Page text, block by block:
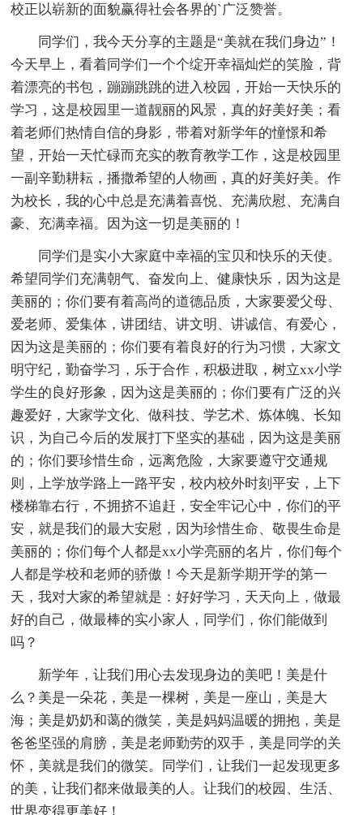
校正以崭新的面貌赢得社会各界的`广泛赞誉。
同学们，我今天分享的主题是“美就在我们身边”！
今天早上，看着同学们一个个绽开幸福灿烂的笑脸，背
着漂亮的书包，蹦蹦跳跳的进入校园，开始一天快乐的
学习，这是校园里一道靓丽的风景，真的好美好美；看
着老师们热情自信的身影，带着对新学年的憧憬和希
望，开始一天忙碌而充实的教育教学工作，这是校园里
一副辛勤耕耘，播撒希望的人物画，真的好美好美。作
为校长，我的心中总是充满着喜悦、充满欣慰、充满自
豪、充满幸福。因为这一切是美丽的！
同学们是实小大家庭中幸福的宝贝和快乐的天使。
希望同学们充满朝气、奋发向上、健康快乐，因为这是
美丽的；你们要有着高尚的道德品质，大家要爱父母、
爱老师、爱集体，讲团结、讲文明、讲诚信、有爱心，
因为这是美丽的；你们要有着良好的行为习惯，大家文
明守纪，勤奋学习，乐于合作，积极进取，树立xx小学
学生的良好形象，因为这是美丽的；你们要有广泛的兴
趣爱好，大家学文化、做科技、学艺术、炼体魄、长知
识，为自己今后的发展打下坚实的基础，因为这是美丽
的；你们要珍惜生命，远离危险，大家要遵守交通规
则，上学放学路上一路平安，校内校外时刻平安，上下
楼梯靠右行，不拥挤不追赶，安全牢记心中，你们的平
安，就是我们的最大安慰，因为珍惜生命、敬畏生命是
美丽的；你们每个人都是xx小学亮丽的名片，你们每个
人都是学校和老师的骄傲！今天是新学期开学的第一
天，我对大家的希望就是：好好学习，天天向上，做最
好的自己，做最棒的实小家人，同学们，你们能做到
吗？
新学年，让我们用心去发现身边的美吧！美是什
么？美是一朵花，美是一棵树，美是一座山，美是大
海；美是奶奶和蔼的微笑，美是妈妈温暖的拥抱，美是
爸爸坚强的肩膀，美是老师勤劳的双手，美是同学的关
怀，美就是我们的微笑。同学们，让我们一起发现更多
的美，让我们都来做最美的人。让我们的校园、生活、
世界变得更美好！